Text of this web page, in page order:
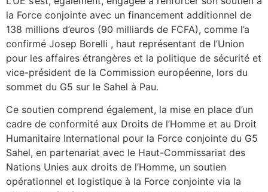
la Force conjointe avec un financement additionnel de
138 millions d’euros (90 milliards de FCFA), comme l’a
confirmé Josep Borelli , haut représentant de l’Union
pour les affaires étrangères et la politique de sécurité et
vice-président de la Commission européenne, lors du
sommet du G5 sur le Sahel à Pau.
Ce soutien comprend également, la mise en place d’un
cadre de conformité aux Droits de l’Homme et au Droit
Humanitaire International pour la Force conjointe du G5
Sahel, en partenariat avec le Haut-Commissariat des
Nations Unies aux droits de l’Homme, un soutien
opérationnel et logistique à la Force conjointe via la